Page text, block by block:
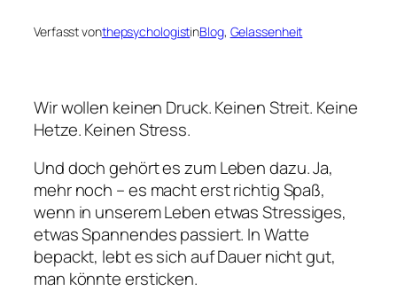
Verfasst vonthepsychologistinBlog, Gelassenheit
Wir wollen keinen Druck. Keinen Streit. Keine
Hetze. Keinen Stress.
Und doch gehört es zum Leben dazu. Ja,
mehr noch – es macht erst richtig Spaß,
wenn in unserem Leben etwas Stressiges,
etwas Spannendes passiert. In Watte
bepackt, lebt es sich auf Dauer nicht gut,
man könnte ersticken.